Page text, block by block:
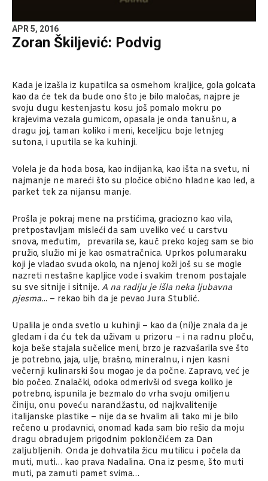
APR 5, 2016
Zoran Škiljević: Podvig
Kada je izašla iz kupatilca sa osmehom kraljice, gola golcata
kao da će tek da bude ono što je bilo maločas, najpre je
svoju dugu kestenjastu kosu još pomalo mokru po
krajevima vezala gumicom, opasala je onda tanušnu, a
dragu joj, taman koliko i meni, keceljicu boje letnjeg
sutona, i uputila se ka kuhinji.
Volela je da hoda bosa, kao indijanka, kao išta na svetu, ni
najmanje ne mareći što su pločice obično hladne kao led, a
parket tek za nijansu manje.
Prošla je pokraj mene na prstićima, graciozno kao vila,
pretpostavljam misleći da sam uveliko već u carstvu
snova, međutim, prevarila se, kauč preko kojeg sam se bio
pružio, služio mi je kao osmatračnica. Uprkos polumaraku
koji je vladao svuda okolo, na njenoj koži još su se mogle
nazreti nestašne kapljice vode i svakim trenom postajale
su sve sitnije i sitnije. A na radiju je išla neka ljubavna
pjesma... – rekao bih da je pevao Jura Stublić.
Upalila je onda svetlo u kuhinji – kao da (ni)je znala da je
gledam i da ću tek da uživam u prizoru – i na radnu ploču,
koja beše stajala sučelice meni, brzo je razvašarila sve što
je potrebno, jaja, ulje, brašno, mineralnu, i njen kasni
večernji kulinarski šou mogao je da počne. Zapravo, već je
bio počeo. Znalački, odoka odmerivši od svega koliko je
potrebno, ispunila je bezmalo do vrha svoju omiljenu
činiju, onu poveću narandžastu, od najkvalitenije
italijanske plastike – nije da se hvalim ali tako mi je bilo
rečeno u prodavnici, onomad kada sam bio rešio da moju
dragu obradujem prigodnim poklončićem za Dan
zaljubljenih. Onda je dohvatila žicu mutilicu i počela da
muti, muti… kao prava Nadalina. Ona iz pesme, što muti
muti, pa zamuti pamet svima…